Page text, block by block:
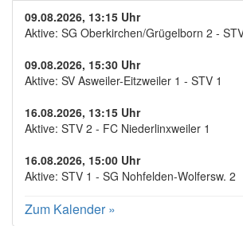
09.08.2026, 13:15 Uhr
Aktive: SG Oberkirchen/Grügelborn 2 -
09.08.2026, 15:30 Uhr
Aktive: SV Asweiler-Eitzweiler 1 - STV 1
16.08.2026, 13:15 Uhr
Aktive: STV 2 - FC Niederlinxweiler 1
16.08.2026, 15:00 Uhr
Aktive: STV 1 - SG Nohfelden-Wolfersw. 2
Zum Kalender »